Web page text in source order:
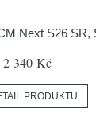
Next S26 SR,
2 340 Kč
PRODUKTU